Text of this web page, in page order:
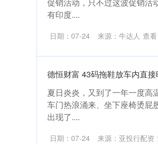
有印度....
日期：07-24 来源：牛达人 查看
德恒财富 43码拖鞋放车内直
夏日炎炎，又到了一年一度高
车门热浪涌来、坐下座椅烫屁
出现了....
日期：07-24 来源：亚投行配资